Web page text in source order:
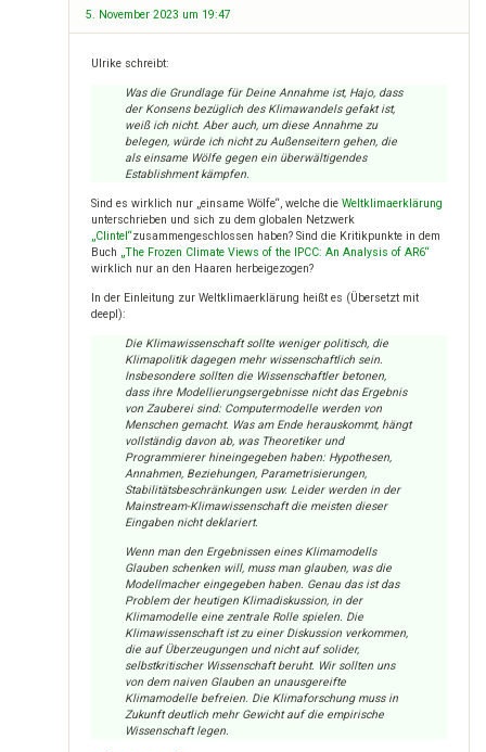
5. November 2023 um 19:47
Ulrike schreibt:
Was die Grundlage für Deine Annahme ist, Hajo, dass
der Konsens bezüglich des Klimawandels gefakt ist,
weiß ich nicht. Aber auch, um diese Annahme zu
belegen, würde ich nicht zu Außenseitern gehen, die
als einsame Wölfe gegen ein überwältigendes
Establishment kämpfen.
Sind es wirklich nur „einsame Wölfe“, welche die Weltklimaerklärung
unterschrieben und sich zu dem globalen Netzwerk
„Clintel“zusammengeschlossen haben? Sind die Kritikpunkte in dem
Buch „The Frozen Climate Views of the IPCC: An Analysis of AR6“
wirklich nur an den Haaren herbeigezogen?
In der Einleitung zur Weltklimaerklärung heißt es (Übersetzt mit
deepl):
Die Klimawissenschaft sollte weniger politisch, die
Klimapolitik dagegen mehr wissenschaftlich sein.
Insbesondere sollten die Wissenschaftler betonen,
dass ihre Modellierungsergebnisse nicht das Ergebnis
von Zauberei sind: Computermodelle werden von
Menschen gemacht. Was am Ende herauskommt, hängt
vollständig davon ab, was Theoretiker und
Programmierer hineingegeben haben: Hypothesen,
Annahmen, Beziehungen, Parametrisierungen,
Stabilitätsbeschränkungen usw. Leider werden in der
Mainstream-Klimawissenschaft die meisten dieser
Eingaben nicht deklariert.
Wenn man den Ergebnissen eines Klimamodells
Glauben schenken will, muss man glauben, was die
Modellmacher eingegeben haben. Genau das ist das
Problem der heutigen Klimadiskussion, in der
Klimamodelle eine zentrale Rolle spielen. Die
Klimawissenschaft ist zu einer Diskussion verkommen,
die auf Überzeugungen und nicht auf solider,
selbstkritischer Wissenschaft beruht. Wir sollten uns
von dem naiven Glauben an unausgereifte
Klimamodelle befreien. Die Klimaforschung muss in
Zukunft deutlich mehr Gewicht auf die empirische
Wissenschaft legen.